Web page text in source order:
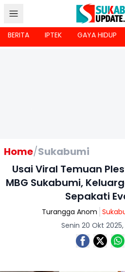
BERITA IPTEK GAYA HIDUP
Home/Sukabumi
Usai Viral Temuan
MBG Sukabumi,
Sepakati
Turangga Anom
Senin 20 Okt 2025,